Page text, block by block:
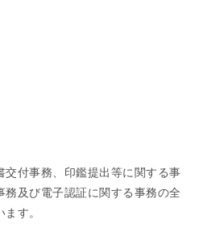
交付事務、印鑑提出等に関する事
及び電子認証に関する事務の全
す。